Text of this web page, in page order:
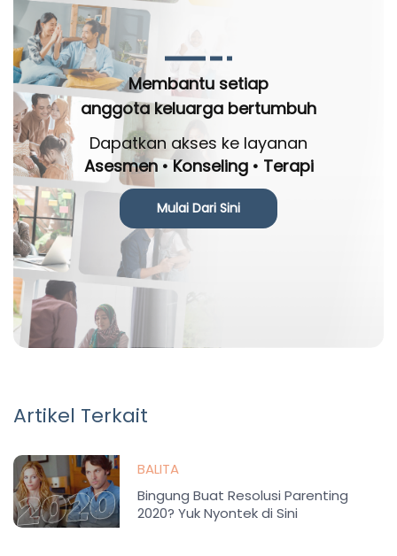
Membantu setiap
anggota keluarga bertumbuh
Dapatkan akses ke layanan
Asesmen • Konseling • Terapi
Mulai Dari Sini
Artikel Terkait
BALITA
Bingung Buat Resolusi Parenting
2020? Yuk Nyontek di Sini